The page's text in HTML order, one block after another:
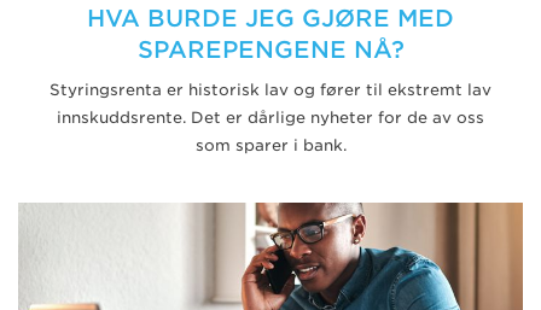
HVA BURDE JEG GJØRE MED
SPAREPENGENE NÅ?
Styringsrenta er historisk lav og fører til ekstremt lav
innskuddsrente. Det er dårlige nyheter for de av oss
som sparer i bank.